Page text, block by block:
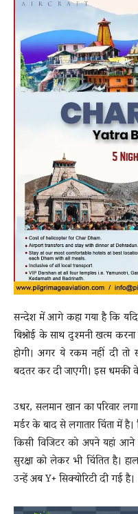
सन्देश में आगे कहा गया है कि यदि
बिश्नोई के साथ दुश्मनी खत्म
होगी। अगर ये रकम नहीं दी तो
बदतर कर दी जाएगी। इस धमकी
उधर, सलमान खान का परिवार
मर्डर के बाद से लगातार चिंता में
किसी विजिटर को अपने यहां आने
सुरक्षा को लेकर भी चिंतित है।
उन्हें अब Y+ सिक्योरिटी दी गई है।